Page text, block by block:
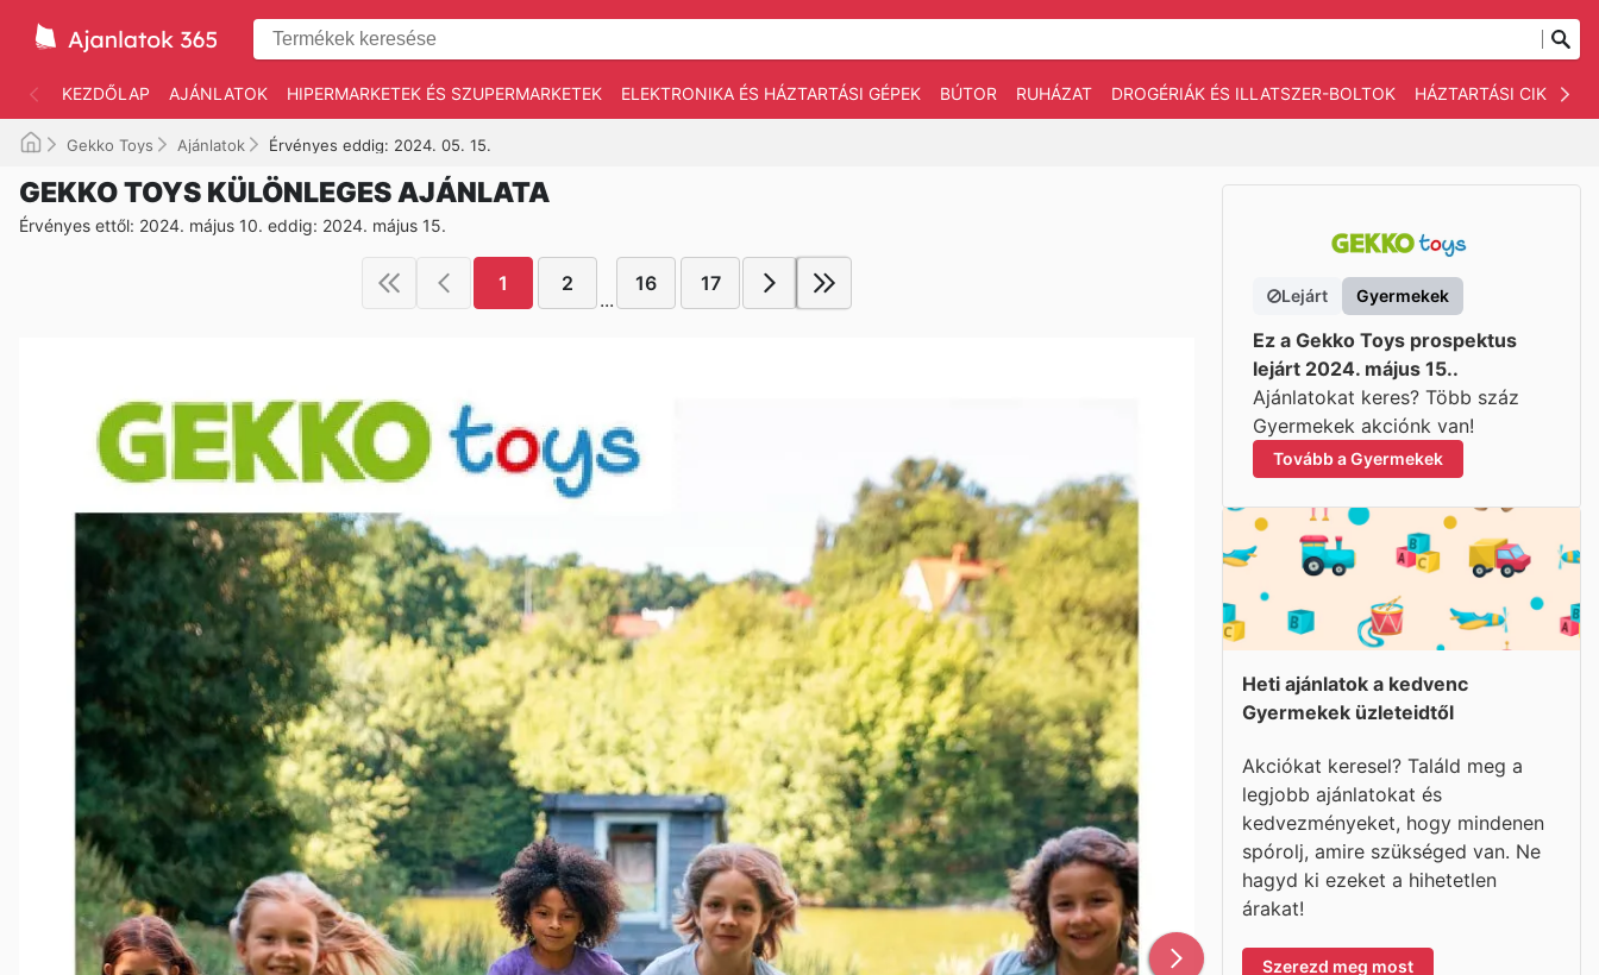
KEZDŐLAP AJÁNLATOK HIPERMARKETEK ÉS SZUPERMARKETEK ELEKTRONIKA ÉS HÁZTARTÁSI GÉPEK BÚTOR RUHÁZAT DROGÉRIÁK ÉS ILLATSZER-BOLTOK HÁZTARTÁSI CIKKEK
Gekko Toys Ajánlatok Érvényes eddig: 2024. 05. 15.
GEKKO TOYS KÜLÖNLEGES AJÁNLATA
Érvényes ettől: 2024. május 10. eddig: 2024. május 15.
1 2
...
16 17
Lejárt Gyermekek
Ez a Gekko Toys prospektus
lejárt 2024. május 15..
Ajánlatokat keres? Több száz
Gyermekek akciónk van!
Tovább a Gyermekek
Heti ajánlatok a kedvenc
Gyermekek üzleteidtől
Akciókat keresel? Találd meg a
legjobb ajánlatokat és
kedvezményeket, hogy mindenen
spórolj, amire szükséged van. Ne
hagyd ki ezeket a hihetetlen
árakat!
Szerezd meg most